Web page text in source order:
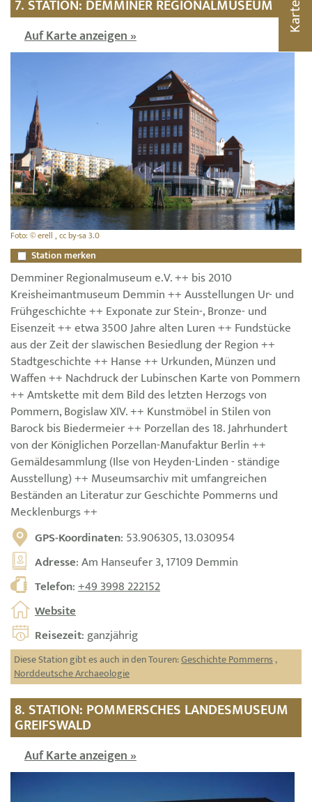
7. STATION: DEMMINER REGIONALMUSEUM
Auf Karte anzeigen »
Foto: © erell , cc by-sa 3.0
Station merken
Demminer Regionalmuseum e.V. ++ bis 2010
Kreisheimantmuseum Demmin ++ Ausstellungen Ur- und
Frühgeschichte ++ Exponate zur Stein-, Bronze- und
Eisenzeit ++ etwa 3500 Jahre alten Luren ++ Fundstücke
aus der Zeit der slawischen Besiedlung der Region ++
Stadtgeschichte ++ Hanse ++ Urkunden, Münzen und
Waffen ++ Nachdruck der Lubinschen Karte von Pommern
++ Amtskette mit dem Bild des letzten Herzogs von
Pommern, Bogislaw XIV. ++ Kunstmöbel in Stilen von
Barock bis Biedermeier ++ Porzellan des 18. Jahrhundert
von der Königlichen Porzellan-Manufaktur Berlin ++
Gemäldesammlung (Ilse von Heyden-Linden - ständige
Ausstellung) ++ Museumsarchiv mit umfangreichen
Beständen an Literatur zur Geschichte Pommerns und
Mecklenburgs ++
GPS-Koordinaten: 53.906305, 13.030954
Adresse: Am Hanseufer 3, 17109 Demmin
Telefon:+49 3998 222152
Website
Reisezeit: ganzjährig
Diese Station gibt es auch in den Touren:Geschichte Pommerns,
Norddeutsche Archaeologie
8. STATION: POMMERSCHES LANDESMUSEUM
GREIFSWALD
Auf Karte anzeigen »
Karte